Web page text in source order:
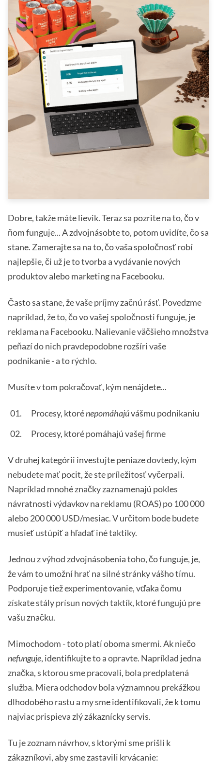
Dobre, takže máte lievik. Teraz sa pozrite na to, čo v
ňom funguje... A zdvojnásobte to, potom uvidíte, čo sa
stane. Zamerajte sa na to, čo vaša spoločnosť robí
najlepšie, či už je to tvorba a vydávanie nových
produktov alebo marketing na Facebooku.
Často sa stane, že vaše príjmy začnú rásť. Povedzme
napríklad, že to, čo vo vašej spoločnosti funguje, je
reklama na Facebooku. Nalievanie väčšieho množstva
peňazí do nich pravdepodobne rozšíri vaše
podnikanie - a to rýchlo.
Musíte v tom pokračovať, kým nenájdete...
Procesy, ktorénepomáhajúvášmu podnikaniu
Procesy, ktoré pomáhajú vašej firme
V druhej kategórii investujte peniaze dovtedy, kým
nebudete mať pocit, že ste príležitosť vyčerpali.
Napríklad mnohé značky zaznamenajú pokles
návratnosti výdavkov na reklamu (ROAS) po 100 000
alebo 200 000 USD/mesiac. V určitom bode budete
musieť ustúpiť a hľadať iné taktiky.
Jednou z výhod zdvojnásobenia toho, čo funguje, je,
že vám to umožní hrať na silné stránky vášho tímu.
Podporuje tiež experimentovanie, vďaka čomu
získate stály prísun nových taktík, ktoré fungujú pre
vašu značku.
Mimochodom - toto platí oboma smermi. Ak niečo
nefunguje, identifikujte to a opravte. Napríklad jedna
značka, s ktorou sme pracovali, bola predplatená
služba. Miera odchodov bola významnou prekážkou
dlhodobého rastu a my sme identifikovali, že k tomu
najviac prispieva zlý zákaznícky servis.
Tu je zoznam návrhov, s ktorými sme prišli k
zákazníkovi, aby sme zastavili krvácanie: